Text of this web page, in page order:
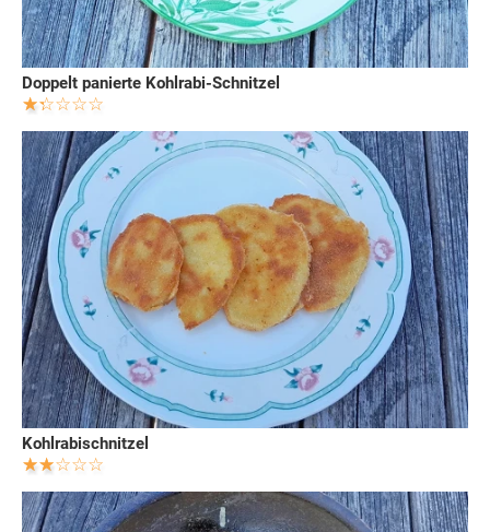
Doppelt panierte Kohlrabi-Schnitzel
Kohlrabischnitzel